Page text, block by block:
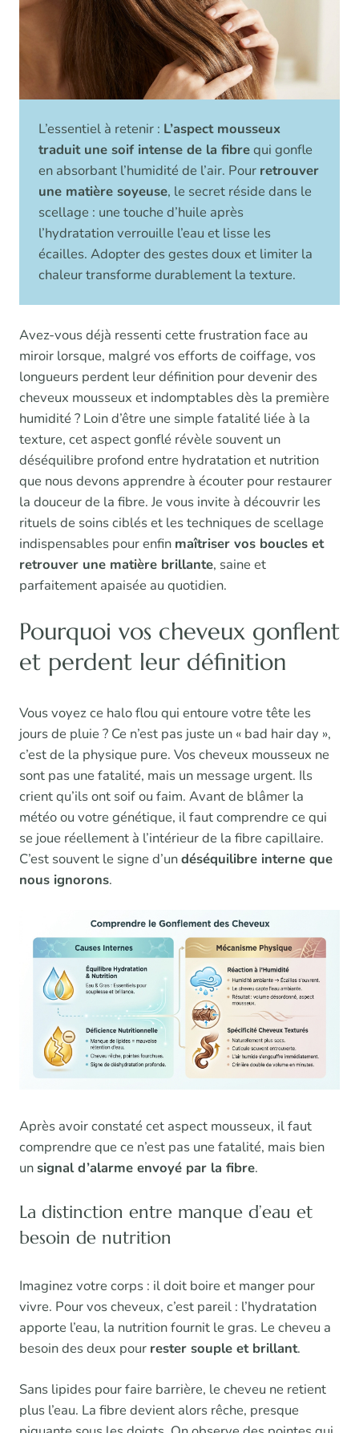
L’essentiel à retenir : L’aspect mousseux
traduit une soif intense de la fibrequi gonfle
en absorbant l’humidité de l’air. Pour retrouver
une matière soyeuse, le secret réside dans le
scellage : une touche d’huile après
l’hydratation verrouille l’eau et lisse les
écailles. Adopter des gestes doux et limiter la
chaleur transforme durablement la texture.
Avez-vous déjà ressenti cette frustration face au
miroir lorsque, malgré vos efforts de coiffage, vos
longueurs perdent leur définition pour devenir des
cheveux mousseux et indomptables dès la première
humidité ? Loin d’être une simple fatalité liée à la
texture, cet aspect gonflé révèle souvent un
déséquilibre profond entre hydratation et nutrition
que nous devons apprendre à écouter pour restaurer
la douceur de la fibre. Je vous invite à découvrir les
rituels de soins ciblés et les techniques de scellage
indispensables pour enfin maîtriser vos boucles et
retrouver une matière brillante, saine et
parfaitement apaisée au quotidien.
Pourquoi vos cheveux gonflent
et perdent leur définition
Vous voyez ce halo flou qui entoure votre tête les
jours de pluie ? Ce n’est pas juste un « bad hair day »,
c’est de la physique pure. Vos cheveux mousseux ne
sont pas une fatalité, mais un message urgent. Ils
crient qu’ils ont soif ou faim. Avant de blâmer la
météo ou votre génétique, il faut comprendre ce qui
se joue réellement à l’intérieur de la fibre capillaire.
C’est souvent le signe d’undéséquilibre interne que
nous ignorons.
Après avoir constaté cet aspect mousseux, il faut
comprendre que ce n’est pas une fatalité, mais bien
unsignal d’alarme envoyé par la fibre.
La distinction entre manque d’eau et
besoin de nutrition
Imaginez votre corps : il doit boire et manger pour
vivre. Pour vos cheveux, c’est pareil : l’hydratation
apporte l’eau, la nutrition fournit le gras. Le cheveu a
besoin des deux pour rester souple et brillant.
Sans lipides pour faire barrière, le cheveu ne retient
plus l’eau. La fibre devient alors rêche, presque